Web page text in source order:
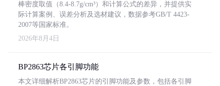
棒密度取值（8.4-8.7g/cm³）和计算公式的差异，并提供实
际计算案例、误差分析及选材建议，数据参考GB/T 4423-
2007等国家标准。
2026年8月4日
BP2863芯片各引脚功能
本文详细解析BP2863芯片的引脚功能及参数，包括各引脚